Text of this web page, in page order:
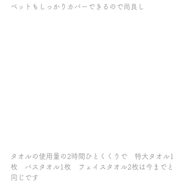
ベットもしっかりカバーできるので尚良し
タオルの使用量の2時間ひとくくりで　特大タオル1
枚　バスタオル1枚　フェイスタオル2枚は今までと
同じです